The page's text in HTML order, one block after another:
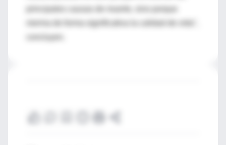
principales causas de muerte, sino porque
merma de forma significativa la calidad de vida",